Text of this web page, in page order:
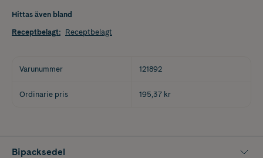
Hittas även bland
Receptbelagt: Receptbelagt
Varunummer 121892
Ordinarie pris 195,37 kr
Bipacksedel